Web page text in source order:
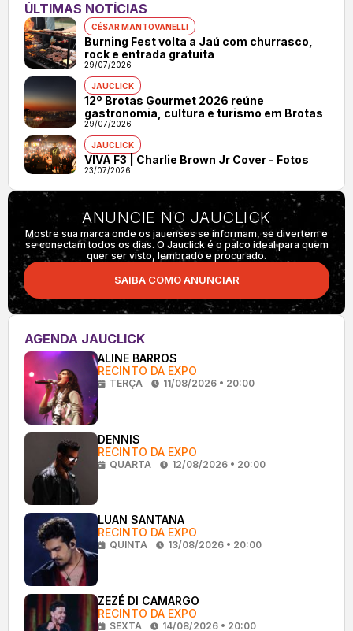
ÚLTIMAS NOTÍCIAS
CÉSAR MANTOVANELLI
Burning Fest volta a Jaú com churrasco,
rock e entrada gratuita
29/07/2026
JAUCLICK
12º Brotas Gourmet 2026 reúne
gastronomia, cultura e turismo em Brotas
29/07/2026
JAUCLICK
VIVA F3 | Charlie Brown Jr Cover - Fotos
23/07/2026
ANUNCIE NO JAUCLICK
Mostre sua marca onde os jauenses se informam, se divertem e
se conectam todos os dias. O Jauclick é o palco ideal para quem
quer ser visto, lembrado e procurado.
SAIBA COMO ANUNCIAR
AGENDA JAUCLICK
ALINE BARROS
RECINTO DA EXPO
TERÇA 11/08/2026 • 20:00
DENNIS
RECINTO DA EXPO
QUARTA 12/08/2026 • 20:00
LUAN SANTANA
RECINTO DA EXPO
QUINTA 13/08/2026 • 20:00
ZEZÉ DI CAMARGO
RECINTO DA EXPO
SEXTA 14/08/2026 • 20:00